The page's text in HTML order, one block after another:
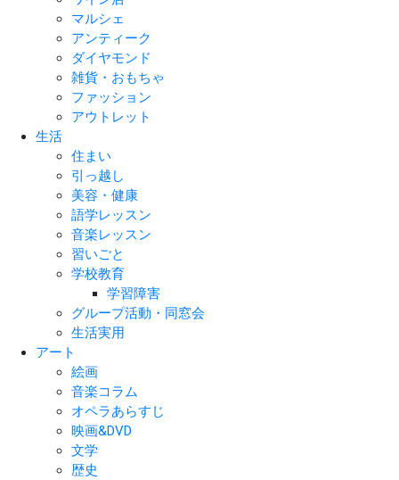
マルシェ
アンティーク
ダイヤモンド
雑貨・おもちゃ
ファッション
アウトレット
生活
住まい
引っ越し
美容・健康
語学レッスン
音楽レッスン
習いごと
学校教育
学習障害
グループ活動・同窓会
生活実用
アート
絵画
音楽コラム
オペラあらすじ
映画&DVD
文学
歴史